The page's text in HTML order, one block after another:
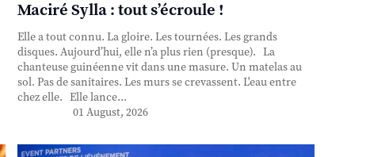
Maciré Sylla : tout s’écroule !
Elle a tout connu. La gloire. Les tournées. Les grands
disques. Aujourd’hui, elle n’a plus rien (presque). La
chanteuse guinéenne vit dans une masure. Un matelas au
sol. Pas de sanitaires. Les murs se crevassent. L'eau entre
chez elle. Elle lance...
01 August, 2026